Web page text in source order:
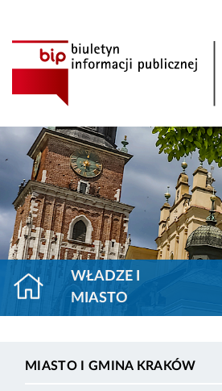
WŁADZE I
MIASTO
MIASTO I GMINA KRAKÓW